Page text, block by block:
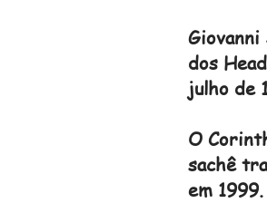
dos
julho de
O
sachê
em